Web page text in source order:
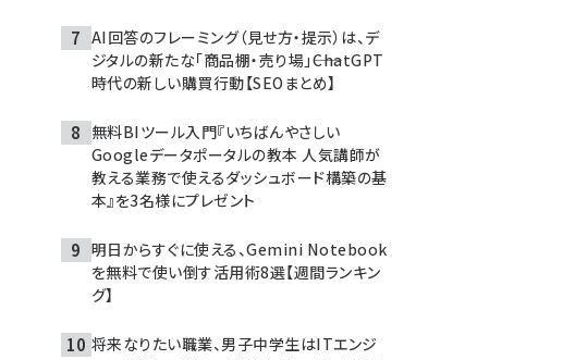
AI回答のフレーミング（見せ方・提示）は、デ
ジタルの新たな「商品棚・売り場」――ChatGPT
時代の新しい購買行動【SEOまとめ】
無料BIツール入門『いちばんやさしい
Googleデータポータルの教本 人気講師が
教える業務で使えるダッシュボード構築の基
本』を3名様にプレゼント
明日からすぐに使える、Gemini Notebook
を無料で使い倒す活用術8選【週間ランキン
グ】
将来なりたい職業、男子中学生はITエンジ